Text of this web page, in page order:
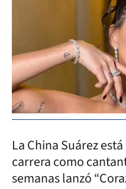
La China Suárez
carrera como
semanas lanzó